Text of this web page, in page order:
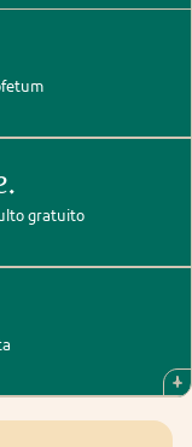
gratuito